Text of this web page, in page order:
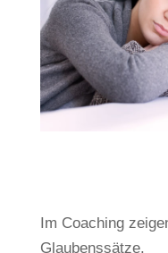
Im Coaching
Glaubenssätze.